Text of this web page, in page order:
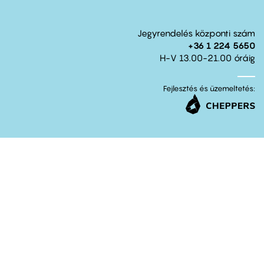
Jegyrendelés központi szám
+36 1 224 5650
H-V 13.00-21.00 óráig
Fejlesztés és üzemeltetés: